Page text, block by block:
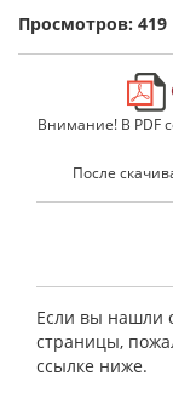
Просмотров: 419
Внимание! В PDF
После
Если вы нашли
страницы,
ссылке ниже.